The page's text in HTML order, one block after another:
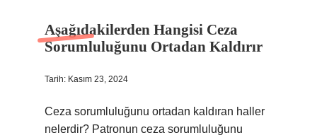
Aşağıdakilerden Hangisi Ceza
Sorumluluğunu Ortadan Kaldırır
Tarih: Kasım 23, 2024
Ceza sorumluluğunu ortadan kaldıran haller
nelerdir? Patronun ceza sorumluluğunu